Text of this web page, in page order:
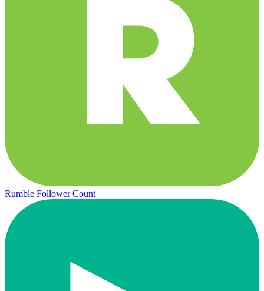
Rumble Follower Count